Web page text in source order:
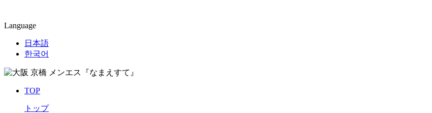
Language
日本語
한국어
TOP
トップ